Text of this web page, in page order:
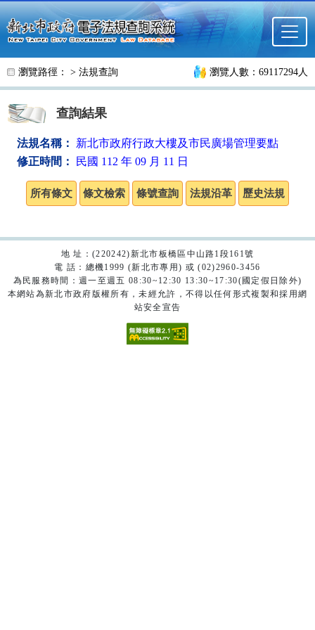
跳至主要內容
瀏覽路徑： > 法規查詢 瀏覽人數：69117294人
查詢結果
法規名稱：
新北市政府行政大樓及市民廣場管理要點
修正時間：
民國 112 年 09 月 11 日
地 址：(220242)新北市板橋區中山路1段161號
電 話：總機1999 (新北市專用) 或 (02)2960-3456
為民服務時間：週一至週五 08:30~12:30 13:30~17:30(國定假日除外)
本網站為新北市政府版權所有，未經允許，不得以任何形式複製和採用網
站安全宣告